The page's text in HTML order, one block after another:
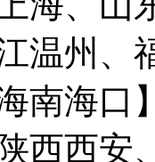
温州、
南海口】
西西安